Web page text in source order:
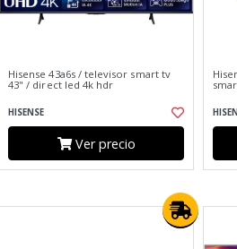
Hisense 43a6s / televisor smart tv
43" / direct led 4k hdr
HISENSE
Ver precio